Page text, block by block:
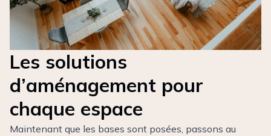
Les solutions
d’aménagement pour
chaque espace
Maintenant que les bases sont posées, passons au